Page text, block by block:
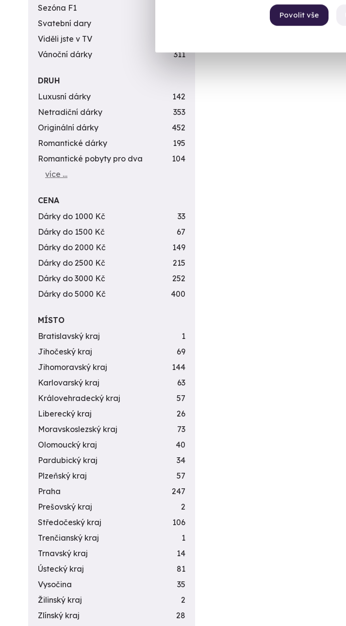
Povolit vše
Sezóna F1
Svatební dary
Viděli jste v TV
Vánoční dárky
311
DRUH
Luxusní dárky
142
Netradiční dárky
353
Originální dárky
452
Romantické dárky
195
Romantické pobyty pro dva
104
více …
CENA
Dárky do 1000 Kč
33
Dárky do 1500 Kč
67
Dárky do 2000 Kč
149
Dárky do 2500 Kč
215
Dárky do 3000 Kč
252
Dárky do 5000 Kč
400
MÍSTO
Bratislavský kraj
1
Jihočeský kraj
69
Jihomoravský kraj
144
Karlovarský kraj
63
Královehradecký kraj
57
Liberecký kraj
26
Moravskoslezský kraj
73
Olomoucký kraj
40
Pardubický kraj
34
Plzeňský kraj
57
Praha
247
Prešovský kraj
2
Středočeský kraj
106
Trenčianský kraj
1
Trnavský kraj
14
Ústecký kraj
81
Vysočina
35
Žilinský kraj
2
Zlínský kraj
28